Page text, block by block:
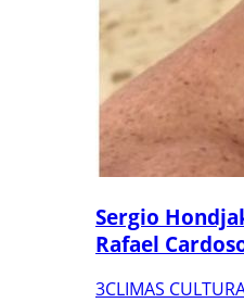
Sergio
Rafael
3CLIMAS